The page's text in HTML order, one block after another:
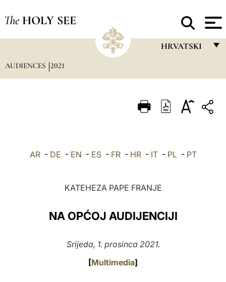
The HOLY SEE
HRVATSKI
ITALIANO
POLSKI
中文
AUDIENCES 2021
AR- DE - EN - ES- FR- HR- IT- PL- PT
KATEHEZA PAPE FRANJE
NA OPĆOJ AUDIJENCIJI
Srijeda, 1. prosinca 2021.
[Multimedia]